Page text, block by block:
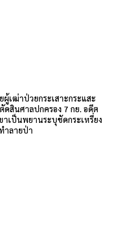
ผู้เฒ่าป่วยกระเสาะกระแสะ
ดสินศาลปกครอง 7 กย. อดีต
เป็นพยานระบุชัดกระเหรี่ยง
ำลายป่า